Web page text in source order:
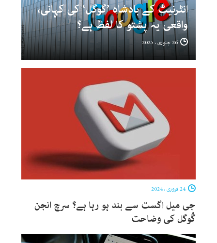
انٹرنیٹ کے بادشاہ ’گوگل‘ کی کہانی،
واقعی یہ پشتو کا لفظ ہے؟
جی میل اگست سے بند ہو رہا ہے؟ سرچ انجن
گُوگل کی وضاحت